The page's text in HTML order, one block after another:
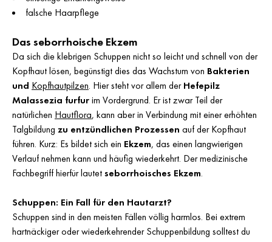
falsche Haarpflege
Das seborrhoische Ekzem
Da sich die klebrigen Schuppen nicht so leicht und schnell von der
Kopfhaut lösen, begünstigt dies das Wachstum von Bakterien
und Kopfhautpilzen. Hier steht vor allem derHefepilz
Malassezia furfurim Vordergrund. Er ist zwar Teil der
natürlichen Hautflora, kann aber in Verbindung mit einer erhöhten
Talgbildung zu entzündlichen Prozessen auf der Kopfhaut
führen. Kurz: Es bildet sich ein Ekzem, das einen langwierigen
Verlauf nehmen kann und häufig wiederkehrt. Der medizinische
Fachbegriff hierfür lautetseborrhoisches Ekzem.
Schuppen: Ein Fall für den Hautarzt?
Schuppen sind in den meisten Fällen völlig harmlos. Bei extrem
hartnäckiger oder wiederkehrender Schuppenbildung solltest du